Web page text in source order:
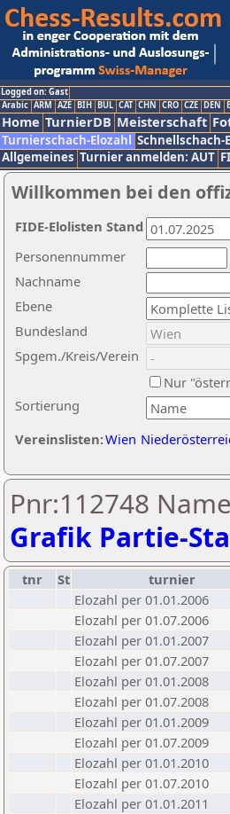
Logged on: Gast
Arabic ARM AZE BIH BUL CAT CHN CRO CZE DEN
Home TurnierDB Meisterschaft
Turnierschach-Elozahl Schnellschach-
Allgemeines Turnier anmelden: AUT
Willkommen bei den
Nachname
Ebene
Sortierung
Personennummer
Bundesland
Spgem./Kreis/Verein
Nur
Vereinslisten:Wien
FIDE-Elolisten Stand
Pnr:112748
Grafik Partie-
tnr St turnier
Elozahl per 01.01.2006
Elozahl per 01.07.2006
Elozahl per 01.01.2007
Elozahl per 01.07.2007
Elozahl per 01.01.2008
Elozahl per 01.07.2008
Elozahl per 01.01.2009
Elozahl per 01.07.2009
Elozahl per 01.01.2010
Elozahl per 01.07.2010
Elozahl per 01.01.2011